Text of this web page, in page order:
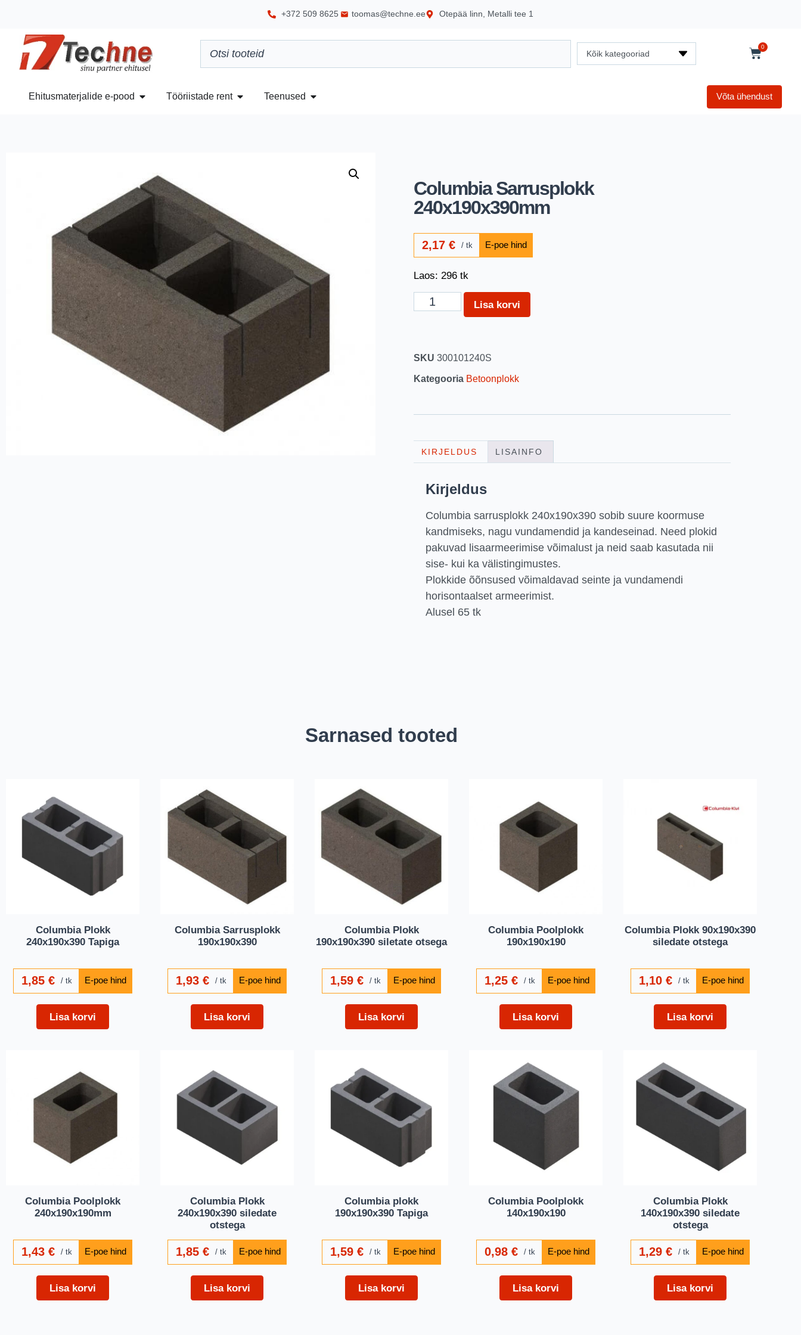
+372 509 8625 toomas@techne.ee Otepää linn, Metalli tee 1
Kõik kategooriad
0
Ehitusmaterjalide e-pood Tööriistade rent Teenused Võta ühendust
Columbia Sarrusplokk
240x190x390mm
2,17€ tk
Laos: 296 tk
Lisa korvi
SKU 300101240S
Kategooria Betoonplokk
KIRJELDUS LISAINFO
Kirjeldus
Columbia sarrusplokk 240x190x390 sobib suure koormuse
kandmiseks, nagu vundamendid ja kandeseinad. Need plokid
pakuvad lisaarmeerimise võimalust ja neid saab kasutada nii
sise- kui ka välistingimustes.
Plokkide õõnsused võimaldavad seinte ja vundamendi
horisontaalset armeerimist.
Alusel 65 tk
Sarnased tooted
Columbia Plokk
240x190x390 Tapiga
1,85€ tk
Lisa korvi
Columbia Sarrusplokk
190x190x390
1,93€ tk
Lisa korvi
Columbia Plokk
190x190x390 siletate otsega
1,59€ tk
Lisa korvi
Columbia Poolplokk
190x190x190
1,25€ tk
Lisa korvi
Columbia Plokk 90x190x390
siledate otstega
1,10€ tk
Lisa korvi
Columbia Poolplokk
240x190x190mm
1,43€ tk
Lisa korvi
Columbia Plokk
240x190x390 siledate
otstega
1,85€ tk
Lisa korvi
Columbia plokk
190x190x390 Tapiga
1,59€ tk
Lisa korvi
Columbia Poolplokk
140x190x190
0,98€ tk
Lisa korvi
Columbia Plokk
140x190x390 siledate
otstega
1,29€ tk
Lisa korvi